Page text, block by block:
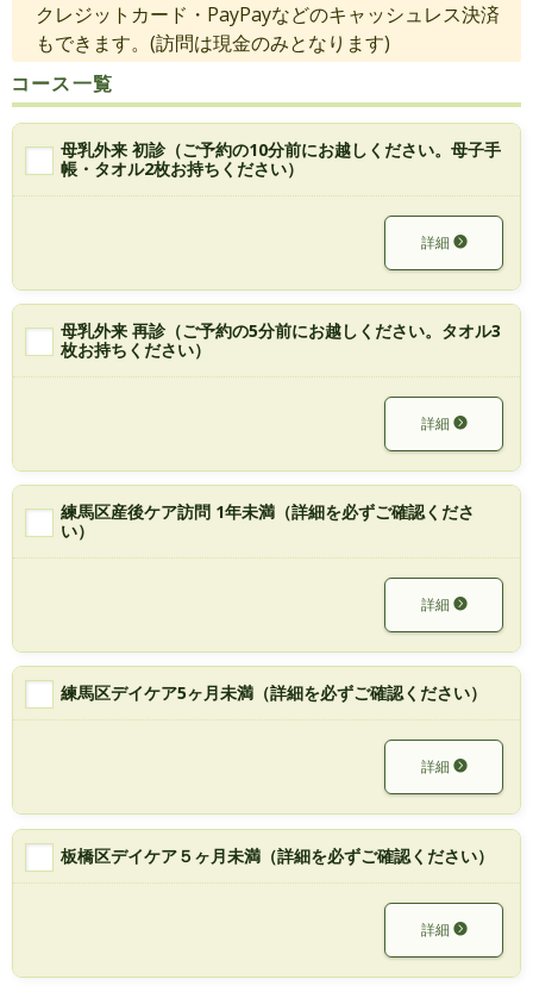
クレジットカード・PayPayなどのキャッシュレス決済
もできます。(訪問は現金のみとなります)
コース一覧
母乳外来 初診（ご予約の10分前にお越しください。母子手
帳・タオル2枚お持ちください）
詳細
母乳外来 再診（ご予約の5分前にお越しください。タオル3
枚お持ちください）
詳細
練馬区産後ケア訪問 1年未満（詳細を必ずご確認くださ
い）
詳細
練馬区デイケア5ヶ月未満（詳細を必ずご確認ください）
詳細
板橋区デイケア５ヶ月未満（詳細を必ずご確認ください）
詳細